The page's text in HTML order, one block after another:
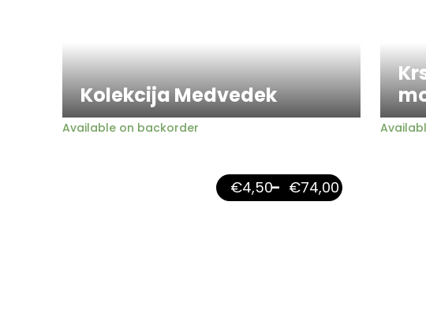
Kolekcija Medvedek
Available on backorder
€4,50– €74,00